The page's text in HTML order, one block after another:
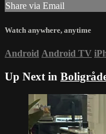
Share via Email
Watch anywhere, anytime
Android Android TV
Up Next in